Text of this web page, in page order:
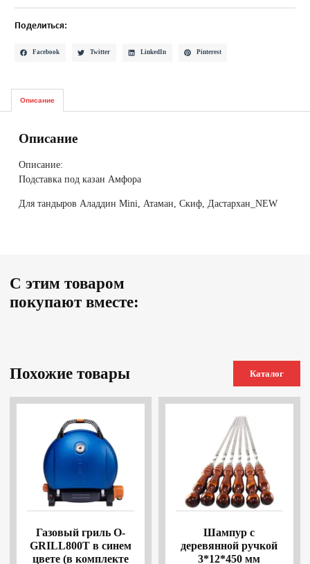
Поделиться:
Facebook Twitter LinkedIn Pinterest
Описание
Описание
Описание:
Подставка под казан Амфора
Для тандыров Аладдин Mini, Атаман, Скиф, Дастархан_NEW
С этим товаром
покупают вместе:
Похожие товары Каталог
Газовый гриль O-
GRILL800T в синем
цвете (в комплекте
Шампур с
деревянной ручкой
3*12*450 мм